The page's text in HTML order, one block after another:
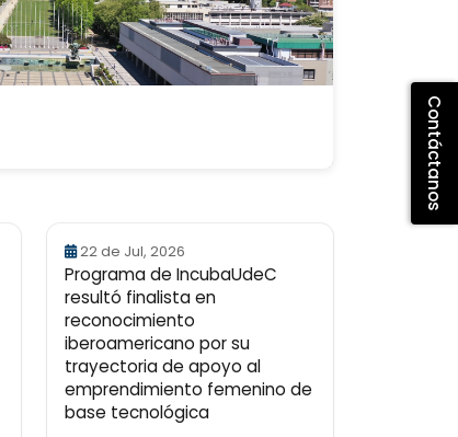
22 de Jul, 2026
Programa de IncubaUdeC
resultó finalista en
reconocimiento
iberoamericano por su
trayectoria de apoyo al
emprendimiento femenino de
base tecnológica
Contáctanos